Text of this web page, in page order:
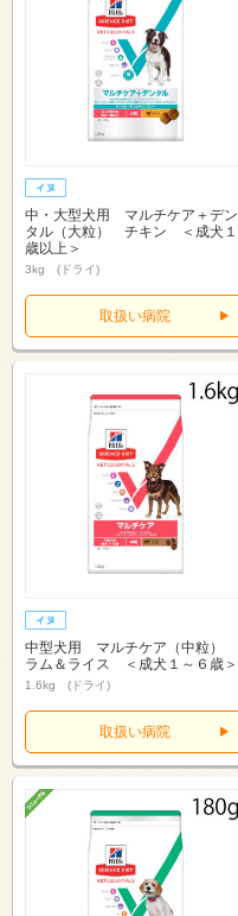
中・大型犬用 マルチケア＋デン
タル（大粒） チキン ＜成犬１
歳以上＞
3kg (ドライ)
取扱い病院
中型犬用 マルチケア（中粒）
ラム＆ライス ＜成犬１～６歳＞
1.6kg (ドライ)
取扱い病院